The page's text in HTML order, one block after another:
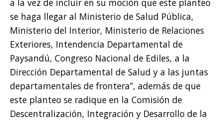
se haga llegar al Ministerio de Salud Pública,
Ministerio del Interior, Ministerio de Relaciones
Exteriores, Intendencia Departamental de
Paysandú, Congreso Nacional de Ediles, a la
Dirección Departamental de Salud y a las juntas
departamentales de frontera”, además de que
este planteo se radique en la Comisión de
Descentralización, Integración y Desarrollo de la